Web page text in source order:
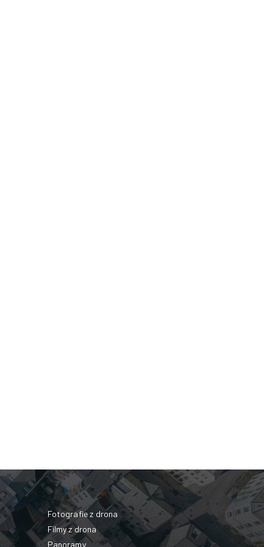
Fotografie z drona
Filmy z drona
Panoramy